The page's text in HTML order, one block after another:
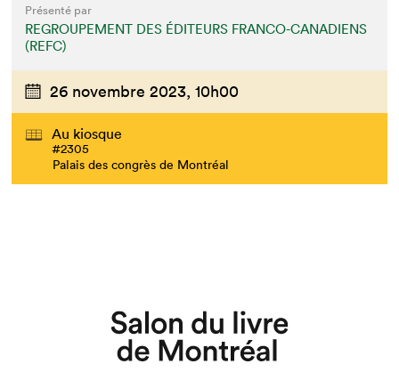
Que cherchez-vous?
Présenté par
REGROUPEMENT DES ÉDITEURS FRANCO-CANADIENS
(REFC)
26 novembre 2023, 10h00
Au kiosque
#2305
Palais des congrès de Montréal